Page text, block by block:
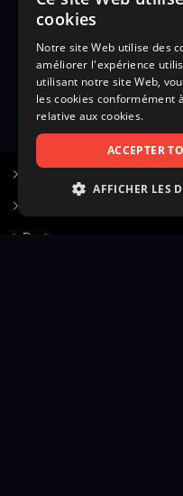
Poster une annonce
cookies
Notre site Web utilise des
améliorer l'expérience
utilisant notre site Web,
les cookies conformément
relative aux cookies.
ACCEPTER
AFFICHER LES